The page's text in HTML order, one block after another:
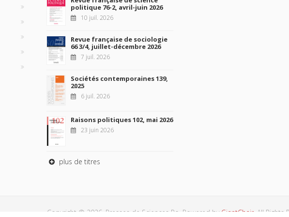
politique 76-2, avril-juin 2026
10 juil. 2026
Revue française de sociologie
66 3/4, juillet-décembre 2026
7 juil. 2026
Sociétés contemporaines 139,
2025
6 juil. 2026
Raisons politiques 102, mai 2026
23 juin 2026
plus de titres
Copyright © 2026, Presses de Sciences Po. Powered by GiantChair. All Rights